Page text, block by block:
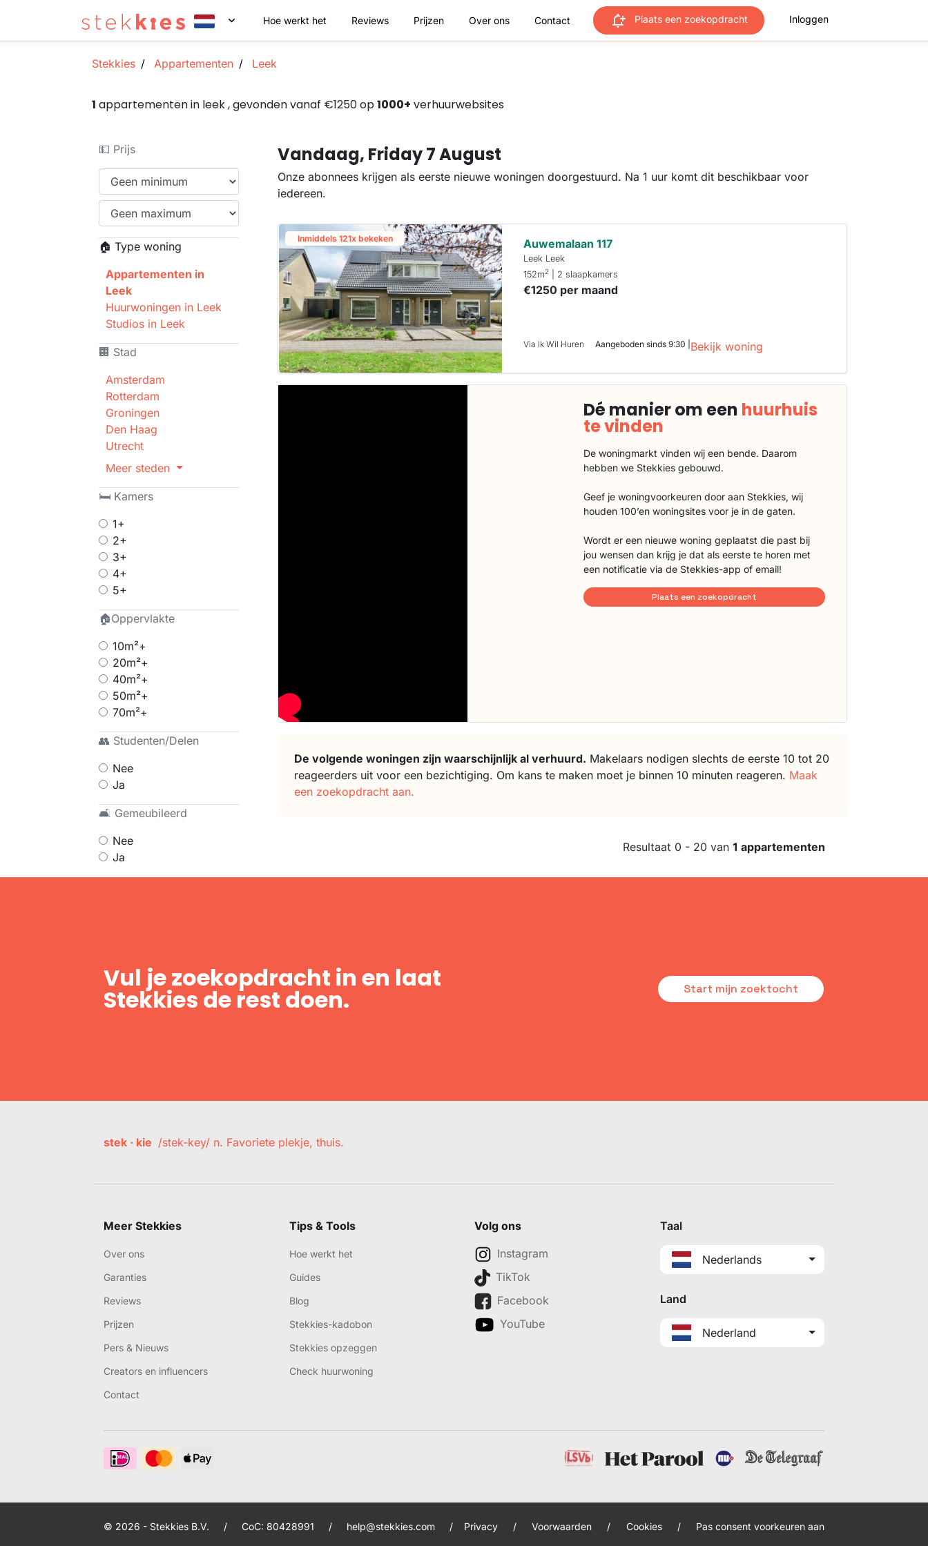
Hoe werkt het Reviews Prijzen Over ons Contact Plaats een zoekopdracht Inloggen
Stekkies Appartementen Leek
1 appartementen in leek , gevonden vanaf €1250 op1000+ verhuurwebsites
💵 Prijs
🏠 Type woning
Appartementen in
Leek
Huurwoningen in Leek
Studios in Leek
🏢 Stad
Amsterdam
Rotterdam
Groningen
Den Haag
Utrecht
Meer steden
🛏 Kamers
1+
2+
3+
4+
5+
🏠Oppervlakte
10m²+
20m²+
40m²+
50m²+
70m²+
👥 Studenten/Delen
Nee
Ja
🛋 Gemeubileerd
Nee
Ja
Vandaag, Friday 7 August
Onze abonnees krijgen als eerste nieuwe woningen doorgestuurd. Na 1 uur komt dit beschikbaar voor
iedereen.
Inmiddels 121x bekeken Auwemalaan 117
Leek Leek
152m2 | 2 slaapkamers
€1250 per maand
Via Ik Wil Huren Aangeboden sinds 9:30 | Bekijk woning
Dé manier om een huurhuis
te vinden
De woningmarkt vinden wij een bende. Daarom
hebben we Stekkies gebouwd.
Geef je woningvoorkeuren door aan Stekkies, wij
houden 100’en woningsites voor je in de gaten.
Wordt er een nieuwe woning geplaatst die past bij
jou wensen dan krijg je dat als eerste te horen met
een notificatie via de Stekkies-app of email!
Plaats een zoekopdracht
De volgende woningen zijn waarschijnlijk al verhuurd. Makelaars nodigen slechts de eerste 10 tot 20
reageerders uit voor een bezichtiging. Om kans te maken moet je binnen 10 minuten reageren. Maak
een zoekopdracht aan.
Resultaat 0 - 20 van 1 appartementen
Vul je zoekopdracht in en laat
Stekkies de rest doen. Start mijn zoektocht
stek · kie /stek-key/ n. Favoriete plekje, thuis.
Meer Stekkies
Over ons
Garanties
Reviews
Prijzen
Pers & Nieuws
Creators en influencers
Contact
Tips & Tools
Hoe werkt het
Guides
Blog
Stekkies-kadobon
Stekkies opzeggen
Check huurwoning
Volg ons
Instagram
TikTok
Facebook
YouTube
Taal
Nederlands
Land
Nederland
© 2026 - Stekkies B.V. / CoC: 80428991 / help@stekkies.com / Privacy / Voorwaarden / Cookies / Pas consent voorkeuren aan